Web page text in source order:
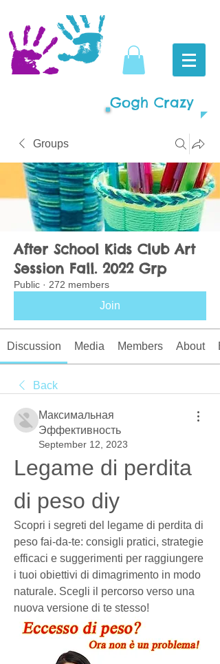
Gogh Crazy
Groups
After School Kids Club Art
Session Fall. 2022 Grp
Public · 272 members
Join
Discussion Media Members About
Back
Максимальная
Эффективность
September 12, 2023
Legame di perdita
di peso diy
Scopri i segreti del legame di perdita di
peso fai-da-te: consigli pratici, strategie
efficaci e suggerimenti per raggiungere
i tuoi obiettivi di dimagrimento in modo
naturale. Scegli il percorso verso una
nuova versione di te stesso!